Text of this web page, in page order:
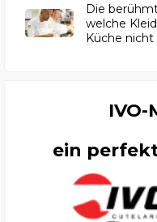
Die
welche
Küche nicht
IVO-
ein